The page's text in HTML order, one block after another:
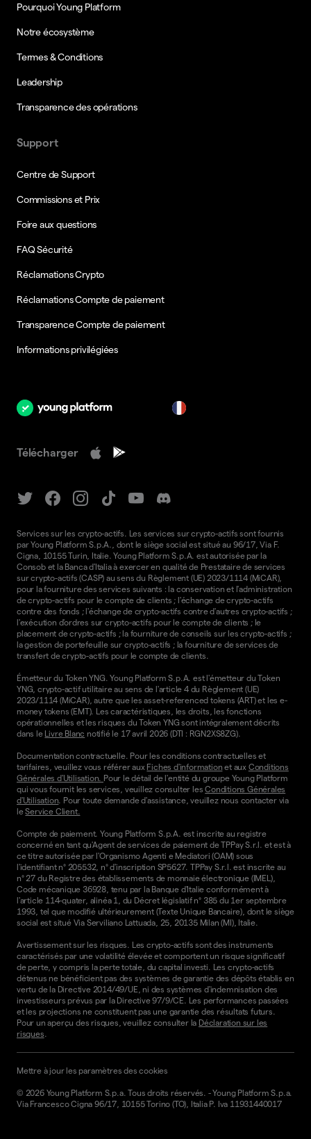
Pourquoi Young Platform
Notre écosystème
Termes & Conditions
Leadership
Transparence des opérations
Support
Centre de Support
Commissions et Prix
Foire aux questions
FAQ Sécurité
Réclamations Crypto
Réclamations Compte de paiement
Transparence Compte de paiement
Informations privilégiées
Télécharger
Services sur les crypto-actifs. Les services sur crypto-actifs sont fournis
par Young Platform S.p.A., dont le siège social est situé au 96/17, Via F.
Cigna, 10155 Turin, Italie. Young Platform S.p.A. est autorisée par la
Consob et la Banca d'Italia à exercer en qualité de Prestataire de services
sur crypto-actifs (CASP) au sens du Règlement (UE) 2023/1114 (MiCAR),
pour la fourniture des services suivants : la conservation et l'administration
de crypto-actifs pour le compte de clients ; l'échange de crypto-actifs
contre des fonds ; l'échange de crypto-actifs contre d'autres crypto-actifs ;
l'exécution d'ordres sur crypto-actifs pour le compte de clients ; le
placement de crypto-actifs ; la fourniture de conseils sur les crypto-actifs ;
la gestion de portefeuille sur crypto-actifs ; la fourniture de services de
transfert de crypto-actifs pour le compte de clients.
Émetteur du Token YNG. Young Platform S.p.A. est l'émetteur du Token
YNG, crypto-actif utilitaire au sens de l'article 4 du Règlement (UE)
2023/1114 (MiCAR), autre que les asset-referenced tokens (ART) et les e-
money tokens (EMT). Les caractéristiques, les droits, les fonctions
opérationnelles et les risques du Token YNG sont intégralement décrits
dans le Livre Blanc notifié le 17 avril 2026 (DTI : RGN2XS8ZG).
Documentation contractuelle. Pour les conditions contractuelles et
tarifaires, veuillez vous référer aux Fiches d'information et aux Conditions
Générales d'Utilisation. Pour le détail de l'entité du groupe Young Platform
qui vous fournit les services, veuillez consulter lesConditions Générales
d'Utilisation . Pour toute demande d'assistance, veuillez nous contacter via
leService Client.
Compte de paiement. Young Platform S.p.A. est inscrite au registre
concerné en tant qu'Agent de services de paiement de TPPay S.r.l. et est à
ce titre autorisée par l'Organismo Agenti e Mediatori (OAM) sous
l'identifiant n° 205532, n° d'inscription SP5627. TPPay S.r.l. est inscrite au
n° 27 du Registre des établissements de monnaie électronique (IMEL),
Code mécanique 36928, tenu par la Banque d'Italie conformément à
l'article 114-quater, alinéa 1, du Décret législatif n° 385 du 1er septembre
1993, tel que modifié ultérieurement (Texte Unique Bancaire), dont le siège
social est situé Via Serviliano Lattuada, 25, 20135 Milan (MI), Italie.
Avertissement sur les risques. Les crypto-actifs sont des instruments
caractérisés par une volatilité élevée et comportent un risque significatif
de perte, y compris la perte totale, du capital investi. Les crypto-actifs
détenus ne bénéficient pas des systèmes de garantie des dépôts établis en
vertu de la Directive 2014/49/UE, ni des systèmes d'indemnisation des
investisseurs prévus par la Directive 97/9/CE. Les performances passées
et les projections ne constituent pas une garantie des résultats futurs.
Pour un aperçu des risques, veuillez consulter la Déclaration sur les
risques
© 2026 Young Platform S.p.a. Tous droits réservés. -Young Platform S.p.a.
Via Francesco Cigna 96/17, 10155 Torino (TO), Italia P. Iva 11931440017
Mettre à jour les paramètres des cookies